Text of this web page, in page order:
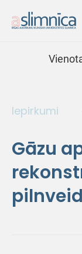
Iepirkumi
Gāzu